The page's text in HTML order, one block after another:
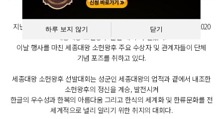
지난 1일 오후 서울 광진구 그랜드 워커힐 호텔 서울 비스타홀에서 '2020
세종대왕 소헌왕후 본선 대회'가 열렸다.
이날 행사를 마친 세종대왕 소헌왕후 주요 수상자 및 관계자들이 단체
기념 포즈를 취하고 있다.
세종대왕 소헌왕후 선발대회는 성군인 세종대왕의 업적과 곁에서 내조한
소헌왕후의 정신을 계승, 발전시켜
한글의 우수성과 한복의 아름다움 그리고 한식의 세계화 및 한류문화를 전
세계적으로 널리 알리기 위한 취지의 대회다.
하루 보지 않기 닫기